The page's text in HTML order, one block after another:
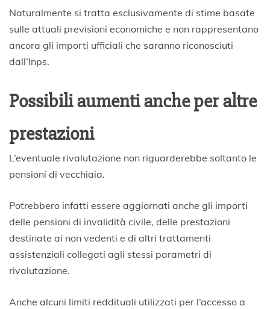
Naturalmente si tratta esclusivamente di stime basate
sulle attuali previsioni economiche e non rappresentano
ancora gli importi ufficiali che saranno riconosciuti
dall’Inps.
Possibili aumenti anche per altre
prestazioni
L’eventuale rivalutazione non riguarderebbe soltanto le
pensioni di vecchiaia.
Potrebbero infatti essere aggiornati anche gli importi
delle pensioni di invalidità civile, delle prestazioni
destinate ai non vedenti e di altri trattamenti
assistenziali collegati agli stessi parametri di
rivalutazione.
Anche alcuni limiti reddituali utilizzati per l’accesso a